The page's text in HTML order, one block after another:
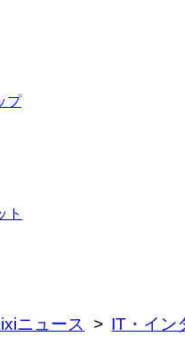
プ
ト
ニュース IT・イン